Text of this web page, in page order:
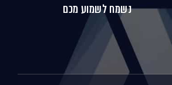
נשמח לשמוע מכם